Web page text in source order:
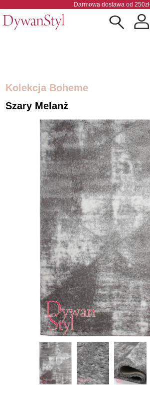
Darmowa dostawa od 250zł
Kolekcja Boheme
Szary Melanż